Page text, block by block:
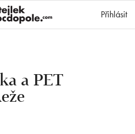
Přihlásit
a PET